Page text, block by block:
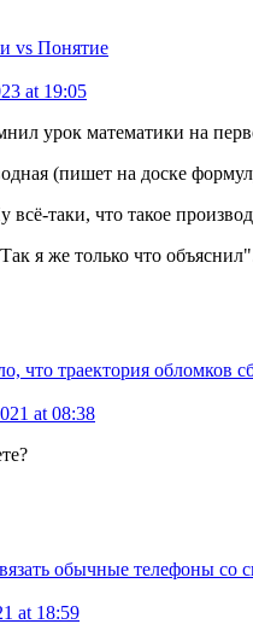
vs Понятие
at 19:05
урок математики на
(пишет на доске
всё-таки, что такое
я же только что
что траектория обломков
at 08:38
обычные телефоны со
at 18:59